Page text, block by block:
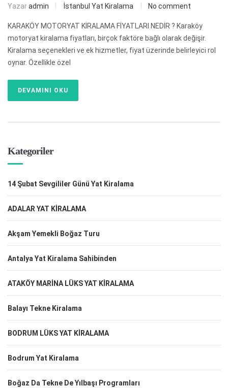
Yazaradmin İstanbul Yat Kiralama No comment
KARAKÖY MOTORYAT KİRALAMA FİYATLARI NEDİR ? Karaköy
motoryat kiralama fiyatları, birçok faktöre bağlı olarak değişir.
Kiralama seçenekleri ve ek hizmetler, fiyat üzerinde belirleyici rol
oynar. Özellikle özel
DEVAMINI OKU
Kategoriler
14 Şubat Sevgililer Günü Yat Kiralama
ADALAR YAT KİRALAMA
Akşam Yemekli Boğaz Turu
Antalya Yat Kiralama Sahibinden
ATAKÖY MARİNA LÜKS YAT KİRALAMA
Balayı Tekne Kiralama
BODRUM LÜKS YAT KİRALAMA
Bodrum Yat Kiralama
Boğaz Da Tekne De Yılbaşı Programları